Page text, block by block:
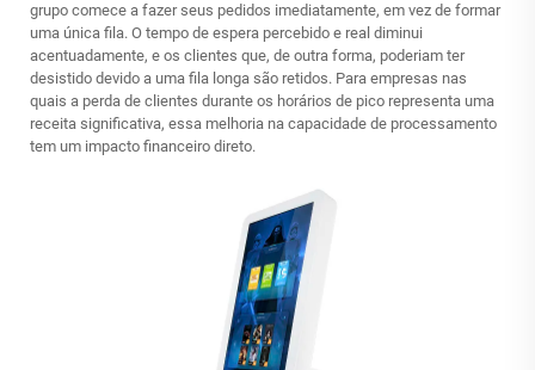
grupo comece a fazer seus pedidos imediatamente, em vez de formar
uma única fila. O tempo de espera percebido e real diminui
acentuadamente, e os clientes que, de outra forma, poderiam ter
desistido devido a uma fila longa são retidos. Para empresas nas
quais a perda de clientes durante os horários de pico representa uma
receita significativa, essa melhoria na capacidade de processamento
tem um impacto financeiro direto.